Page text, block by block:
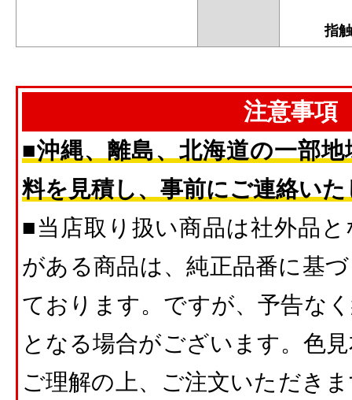
指
注意事項
■沖縄、離島、北海道の一部
料を見積し、事前にご連絡い
■当店取り扱い商品は社外品
がある商品は、純正品番に基
ております。ですが、予告な
となる場合がございます。色
ご理解の上、ご注文いただき